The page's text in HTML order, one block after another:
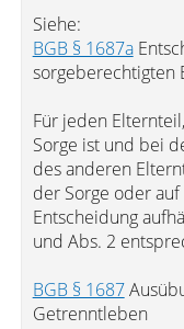
Siehe:
BGB § 1687a
sorgeberechtigten
Für jeden
Sorge ist und bei
des anderen
der Sorge oder
Entscheidung
und Abs. 2
BGB § 1687
Getrenntleben